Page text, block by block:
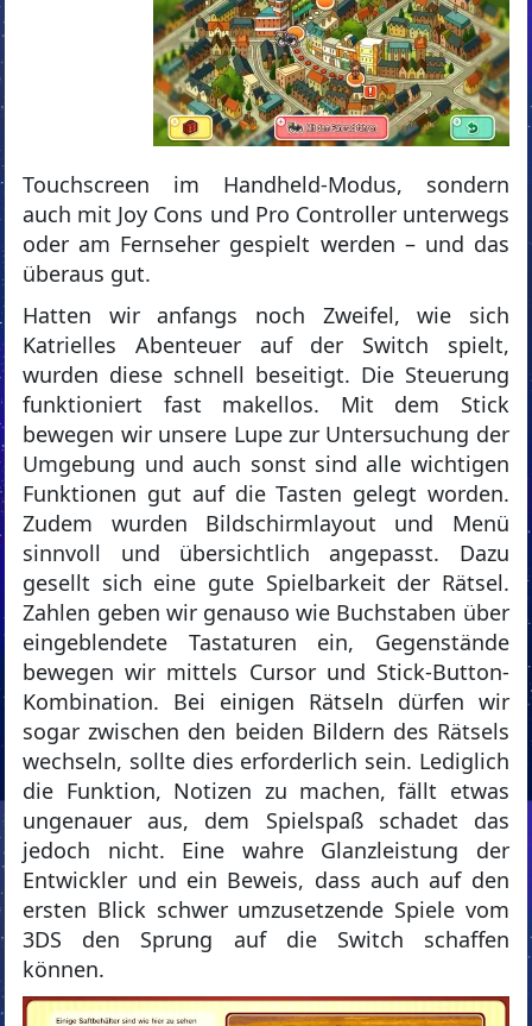
Touchscreen im Handheld-Modus, sondern
auch mit Joy Cons und Pro Controller unterwegs
oder am Fernseher gespielt werden – und das
überaus gut.
Hatten wir anfangs noch Zweifel, wie sich
Katrielles Abenteuer auf der Switch spielt,
wurden diese schnell beseitigt. Die Steuerung
funktioniert fast makellos. Mit dem Stick
bewegen wir unsere Lupe zur Untersuchung der
Umgebung und auch sonst sind alle wichtigen
Funktionen gut auf die Tasten gelegt worden.
Zudem wurden Bildschirmlayout und Menü
sinnvoll und übersichtlich angepasst. Dazu
gesellt sich eine gute Spielbarkeit der Rätsel.
Zahlen geben wir genauso wie Buchstaben über
eingeblendete Tastaturen ein, Gegenstände
bewegen wir mittels Cursor und Stick-Button-
Kombination. Bei einigen Rätseln dürfen wir
sogar zwischen den beiden Bildern des Rätsels
wechseln, sollte dies erforderlich sein. Lediglich
die Funktion, Notizen zu machen, fällt etwas
ungenauer aus, dem Spielspaß schadet das
jedoch nicht. Eine wahre Glanzleistung der
Entwickler und ein Beweis, dass auch auf den
ersten Blick schwer umzusetzende Spiele vom
3DS den Sprung auf die Switch schaffen
können.